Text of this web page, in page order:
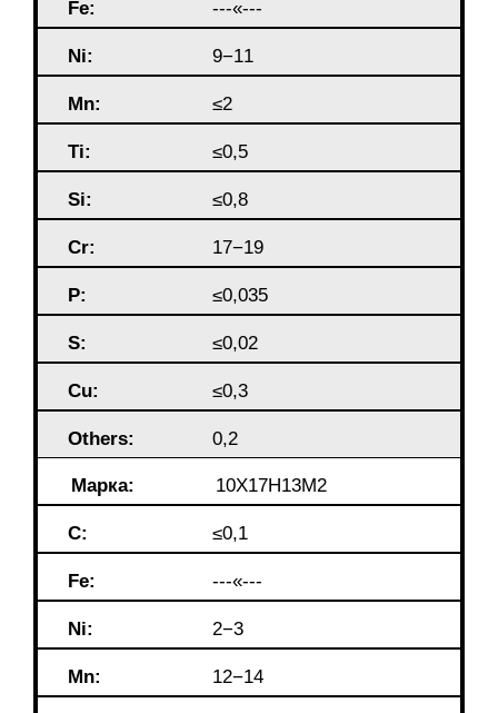
Fe: ---«---
Ni: 9−11
Mn: ≤2
Ti: ≤0,5
Si: ≤0,8
Cr: 17−19
P: ≤0,035
S: ≤0,02
Cu: ≤0,3
Others: 0,2
Марка: 10Х17Н13М2
C: ≤0,1
Fe: ---«---
Ni: 2−3
Mn: 12−14